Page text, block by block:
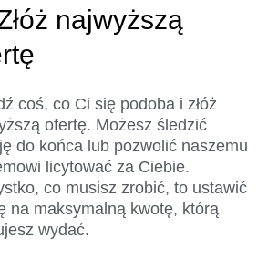
najwyższą
coś, co Ci się podoba i złóż
ofertę. Możesz śledzić
do końca lub pozwolić naszemu
licytować za Ciebie.
co musisz zrobić, to ustawić
na maksymalną kwotę, którą
wydać.